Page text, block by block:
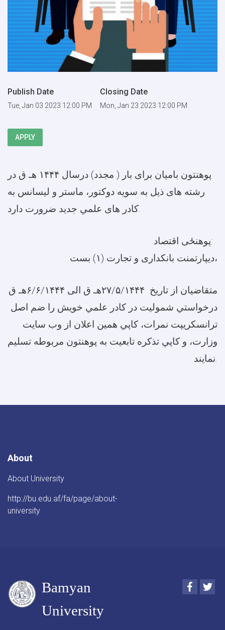
Publish Date
Tue, Jan 03 2023 12:00 PM
Closing Date
Mon, Jan 23 2023 12:00 PM
APPLY
پوهنتون بامیان برای بار ( مجدد) درسال ۱۴۴۴ هـ ق در
رشته های ذيل به سويه دوکتور، ماستر و لیسانس به
کادر های علمي جديد ضرورت دارد.
پوهنځی اقتصاد:
ديپارتمنت بانکداری و تجارت (۱) بست،
متقاضيان از تاریخ ۲۷/۵/۱۴۴۴هـ ق الی ۶/۶/۱۴۴۴هـ ق
درخواستي شموليت در کادر علمي خويش را ضم اصل
ترانسکريپت نمرات، کاپي همين اعلان از وب سايت
وزارت، و کاپي تذکره تابعيت به پوهنتون مربوطه تسليم
نمايند.
About
About University
http://bu.edu.af/fa/page/about-
university
Bamyan
University